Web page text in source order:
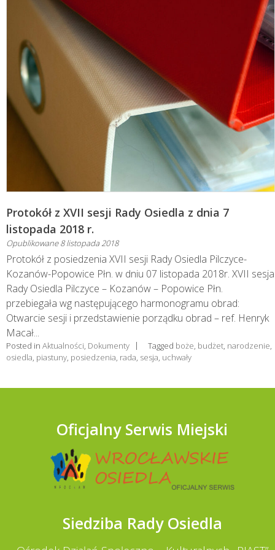
Protokół z XVII sesji Rady Osiedla z dnia 7
listopada 2018 r.
Opublikowane8 listopada 2018
Protokół z posiedzenia XVII sesji Rady Osiedla Pilczyce-
Kozanów-Popowice Płn. w dniu 07 listopada 2018r. XVII sesja
Rady Osiedla Pilczyce – Kozanów – Popowice Płn.
przebiegała wg następującego harmonogramu obrad:
Otwarcie sesji i przedstawienie porządku obrad – ref. Henryk
Macał...
Posted in Aktualności Dokumenty Tagged boże budżet narodzenie
osiedla piastuny posiedzenia rada sesja uchwały
Oficjalny Serwis Miejski
Siedziba Rady Osiedla